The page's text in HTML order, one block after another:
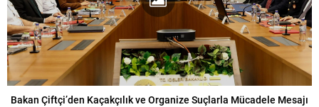
Bakan Çiftçi’den Kaçakçılık ve Organize Suçlarla Mücadele Mesajı